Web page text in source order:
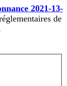
2021-13-
de